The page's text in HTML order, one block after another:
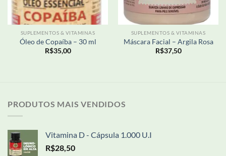
SUPLEMENTOS & VITAMINAS
Óleo de Copaíba – 30 ml
R$35,00
SUPLEMENTOS & VITAMINAS
Máscara Facial – Argila Rosa
R$37,50
PRODUTOS MAIS VENDIDOS
Vitamina D - Cápsula 1.000 U.I
R$28,50